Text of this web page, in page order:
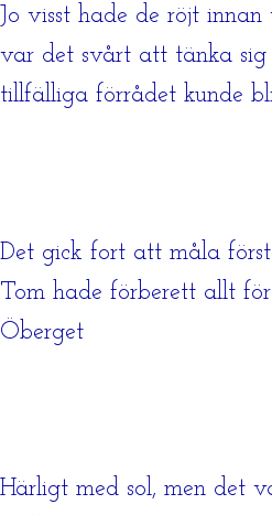
Jo visst hade de röjt innan
var det svårt att tänka
tillfälliga förrådet kunde
Det gick fort att måla
Tom hade förberett allt
Öberget
Härligt med sol, men det